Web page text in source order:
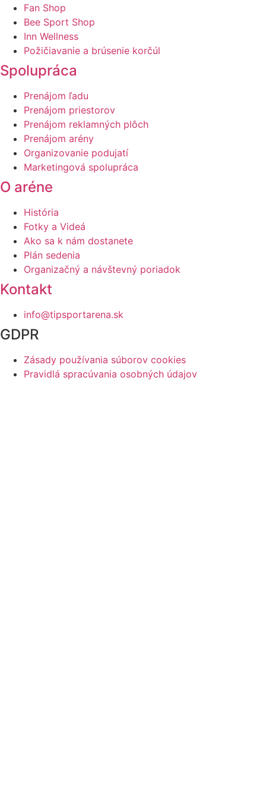
Fan Shop
Bee Sport Shop
Inn Wellness
Požičiavanie a brúsenie korčúl
Spolupráca
Prenájom ľadu
Prenájom priestorov
Prenájom reklamných plôch
Prenájom arény
Organizovanie podujatí
Marketingová spolupráca
O aréne
História
Fotky a Videá
Ako sa k nám dostanete
Plán sedenia
Organizačný a návštevný poriadok
Kontakt
info@tipsportarena.sk
GDPR
Zásady používania súborov cookies
Pravidlá spracúvania osobných údajov